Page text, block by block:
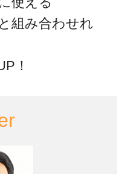
組み合わせれ
！